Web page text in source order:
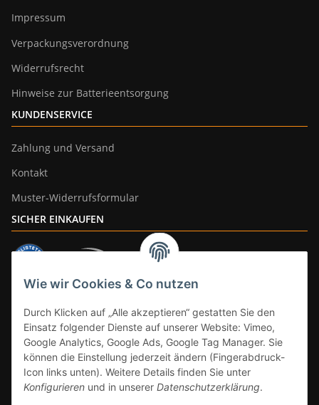
Wie wir Cookies & Co nutzen
Durch Klicken auf „Alle akzeptieren“ gestatten Sie den
Einsatz folgender Dienste auf unserer Website: Vimeo,
Google Analytics, Google Ads, Google Tag Manager. Sie
können die Einstellung jederzeit ändern (Fingerabdruck-
Icon links unten). Weitere Details finden Sie unter
Konfigurieren und in unserer Datenschutzerklärung.
Impressum
Verpackungsverordnung
Widerrufsrecht
Hinweise zur Batterieentsorgung
KUNDENSERVICE
Zahlung und Versand
Kontakt
Muster-Widerrufsformular
SICHER EINKAUFEN